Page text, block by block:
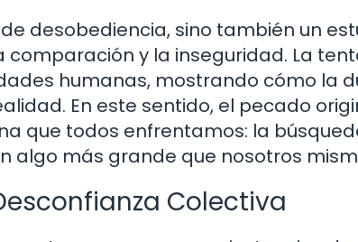
desobediencia, sino también un
y la inseguridad. La
humanas, mostrando cómo la
En este sentido, el pecado
que todos enfrentamos: la
algo más grande que nosotros
Colectiva